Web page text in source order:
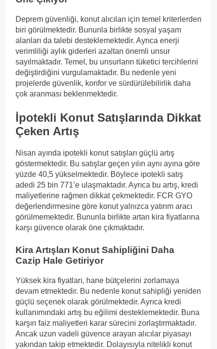
Deprem güvenliği, konut alıcıları için temel kriterlerden
biri görülmektedir. Bununla birlikte sosyal yaşam
alanları da talebi desteklemektedir. Ayrıca enerji
verimliliği aylık giderleri azaltan önemli unsur
sayılmaktadır. Temel, bu unsurların tüketici tercihlerini
değiştirdiğini vurgulamaktadır. Bu nedenle yeni
projelerde güvenlik, konfor ve sürdürülebilirlik daha
çok aranması beklenmektedir.
İpotekli Konut Satışlarında Dikkat
Çeken Artış
Nisan ayında ipotekli konut satışları güçlü artış
göstermektedir. Bu satışlar geçen yılın aynı ayına göre
yüzde 40,5 yükselmektedir. Böylece ipotekli satış
adedi 25 bin 771’e ulaşmaktadır. Ayrıca bu artış, kredi
maliyetlerine rağmen dikkat çekmektedir. FCR GYO
değerlendirmesine göre konut yalnızca yatırım aracı
görülmemektedir. Bununla birlikte artan kira fiyatlarına
karşı güvence olarak öne çıkmaktadır.
Kira Artışları Konut Sahipliğini Daha
Cazip Hale Getiriyor
Yüksek kira fiyatları, hane bütçelerini zorlamaya
devam etmektedir. Bu nedenle konut sahipliği yeniden
güçlü seçenek olarak görülmektedir. Ayrıca kredi
kullanımındaki artış bu eğilimi desteklemektedir. Buna
karşın faiz maliyetleri karar sürecini zorlaştırmaktadır.
Ancak uzun vadeli güvence arayan alıcılar piyasayı
yakından takip etmektedir. Dolayısıyla nitelikli konut